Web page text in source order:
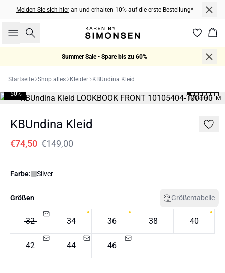
Melden Sie sich hieran und erhalten 10% auf die erste Bestellung*
Suche
Summer Sale • Spare bis zu 60%
Startseite Shop alles Kleider KBUndina Kleid
179 cm • M
-50%
KBUndina Kleid
€74,50 €149,00
Farbe: Silver
Größen Größentabelle
32 34 36 38 40
42 44 46